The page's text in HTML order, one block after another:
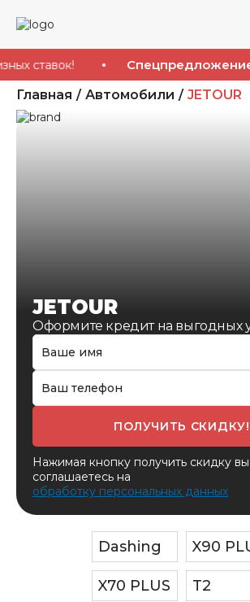
Спецпредложение
Главная Автомобили JETOUR
JETOUR
Оформите кредит на выгодных
ПОЛУЧИТЬ СКИДКУ!
Нажимая кнопку получить скидку вы
соглашаетесь на
обработку персональных данных
Dashing X90
X70 PLUS T2